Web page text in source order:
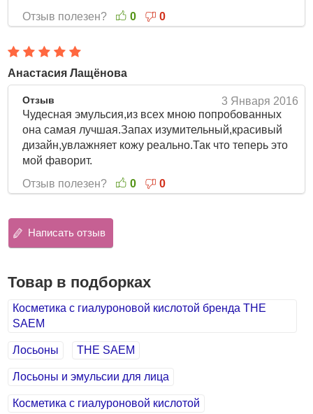
Цветочная эмульсия, подобно капелькам росы,
проникает в каждую клеточку кожи, интенсивно
течение 24 часов.
При регулярном применении эмульсии, особенно в
комплексе с другими средствами серии,
кожа станет
гладкой и изумительно нежной, как самые
прекрасные цветы.
Ароматы цветов улучшают настроение, помогают снять
стресс и усталость.
Способ применения:Нанести эмульсию на очищенную и
движениями.
Объём: 150 мл
Отзыв полезен?
0 0
Анастасия Лащёнова
3 Января 2016
Отзыв
Чудесная эмульсия,из всех мною попробованных
она самая лучшая.Запах изумительный,красивый
дизайн,увлажняет кожу реально.Так что теперь это
мой фаворит.
Отзыв полезен?
0 0
Написать отзыв
Товар в подборках
Косметика с гиалуроновой кислотой бренда THE
SAEM
Лосьоны THE SAEM
Лосьоны и эмульсии для лица
Косметика с гиалуроновой кислотой